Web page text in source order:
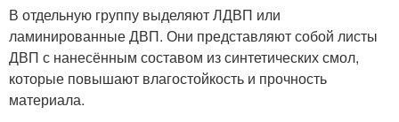
В отдельную группу выделяют ЛДВП или
ламинированные ДВП. Они представляют собой листы
ДВП с нанесённым составом из синтетических смол,
которые повышают влагостойкость и прочность
материала.